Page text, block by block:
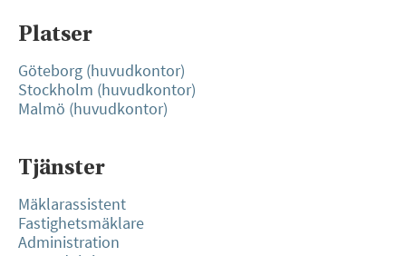
Platser
Göteborg (huvudkontor)
Stockholm (huvudkontor)
Malmö (huvudkontor)
Tjänster
Mäklarassistent
Fastighetsmäklare
Administration